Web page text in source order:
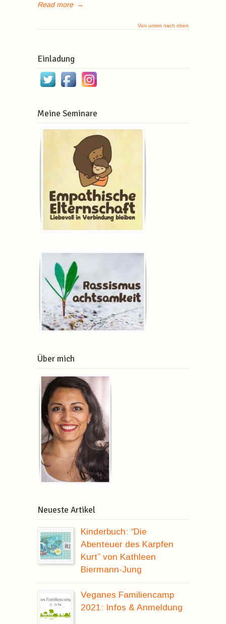
Read more →
Von unten nach oben
Einladung
Meine Seminare
Über mich
Neueste Artikel
Kinderbuch: “Die
Abenteuer des Karpfen
Kurt” von Kathleen
Biermann-Jung
Veganes Familiencamp
2021: Infos & Anmeldung